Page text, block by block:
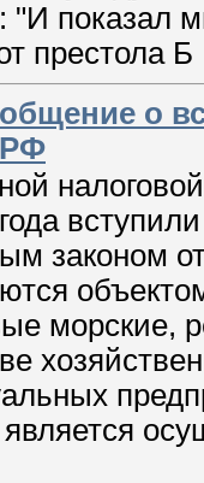
"И показал
престола Б
о
РФ
законом